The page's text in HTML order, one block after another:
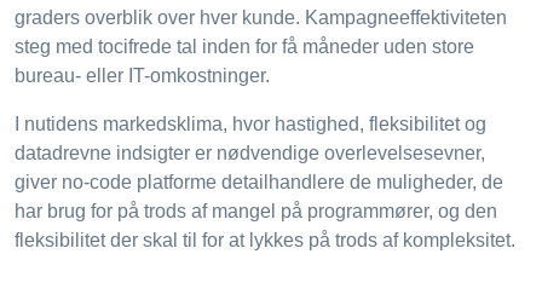
graders overblik over hver kunde. Kampagneeffektiviteten
steg med tocifrede tal inden for få måneder uden store
bureau- eller IT-omkostninger.
I nutidens markedsklima, hvor hastighed, fleksibilitet og
datadrevne indsigter er nødvendige overlevelsesevner,
giver no-code platforme detailhandlere de muligheder, de
har brug for på trods af mangel på programmører, og den
fleksibilitet der skal til for at lykkes på trods af kompleksitet.